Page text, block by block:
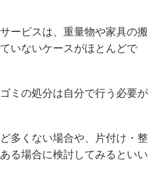
ービスは、重量物や家具の搬
いないケースがほとんどで
ミの処分は自分で行う必要が
多くない場合や、片付け・整
る場合に検討してみるといい